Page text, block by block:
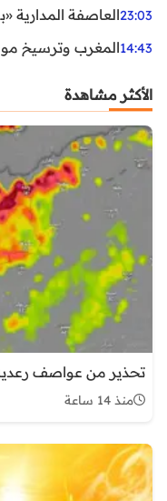
23:03العاصفة المدارية
14:43المغرب وترسيخ
الأكثر مشاهدة
تحذير من عواصف رعدية
منذ 14 ساعة